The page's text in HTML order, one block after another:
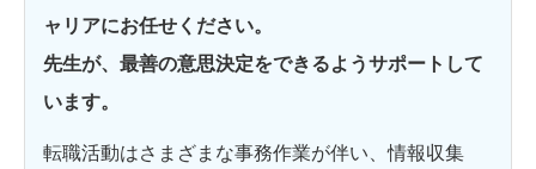
ャリアにお任せください。
先生が、最善の意思決定をできるようサポートして
います。
転職活動はさまざまな事務作業が伴い、情報収集